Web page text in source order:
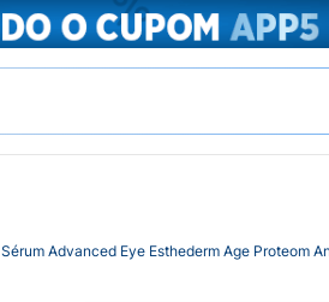
Sérum Advanced Eye Esthederm Age Proteom